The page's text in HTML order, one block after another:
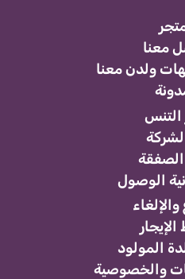
معنا
ولدن معنا
التنس
الصفقة
الوصول
والإلغاء
المولود
والخصوصية